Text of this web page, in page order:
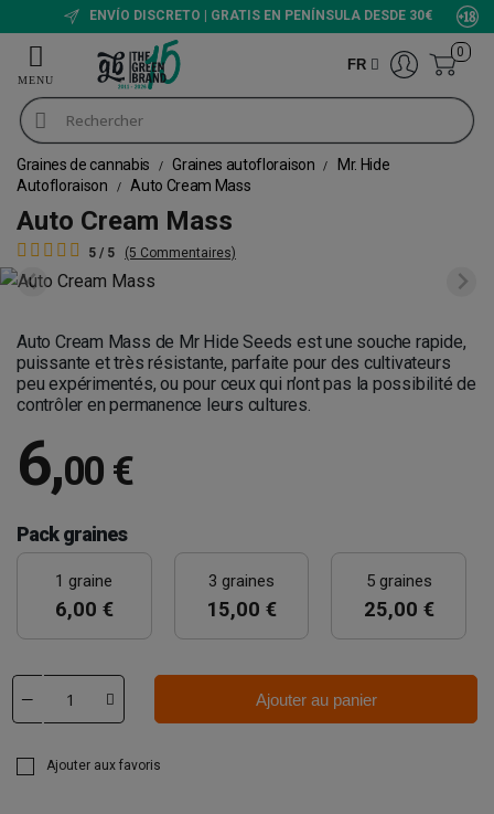
ENVÍO DISCRETO | GRATIS EN PENÍNSULA DESDE 30€
FR
0
Graines de cannabis Graines autofloraison
Mr. Hide
Autofloraison
Auto Cream Mass
Auto Cream Mass
5 / 5 (5 Commentaires)
Auto Cream Mass de Mr Hide Seeds est une souche rapide,
puissante et très résistante, parfaite pour des cultivateurs
peu expérimentés, ou pour ceux qui n’ont pas la possibilité de
contrôler en permanence leurs cultures.
6,00 €
Pack graines
1 graine
6,00 €
3 graines
15,00 €
5 graines
25,00 €
Ajouter au panier
Ajouter aux favoris